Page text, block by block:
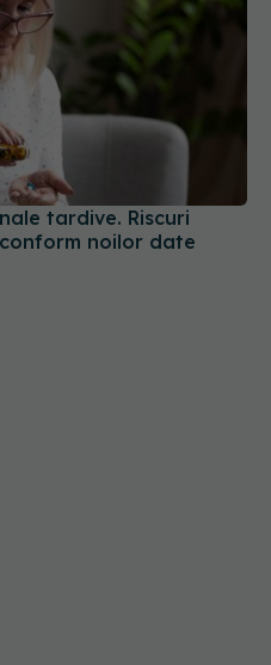
tardive. Riscuri
noilor date